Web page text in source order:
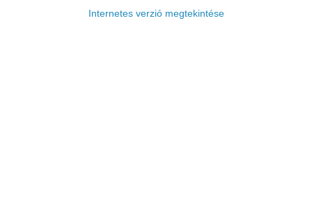
Internetes verzió megtekintése